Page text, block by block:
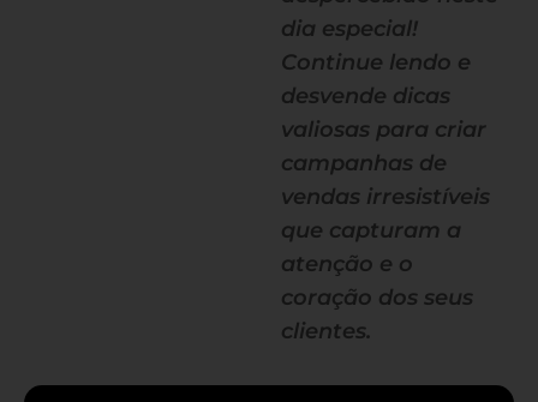
dia especial!
Continue lendo e
desvende dicas
valiosas para criar
campanhas de
vendas irresistíveis
que capturam a
atenção e o
coração dos seus
clientes.